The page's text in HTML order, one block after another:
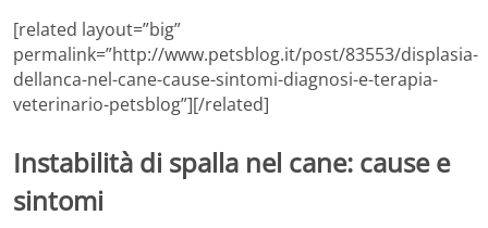
[related layout=”big”
permalink=”http://www.petsblog.it/post/83553/displasia-
dellanca-nel-cane-cause-sintomi-diagnosi-e-terapia-
veterinario-petsblog”][/related]
Instabilità di spalla nel cane: cause e
sintomi